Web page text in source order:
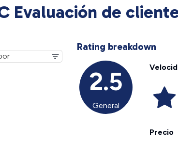
Evaluación de
Rating breakdown
2.5
General
Precio